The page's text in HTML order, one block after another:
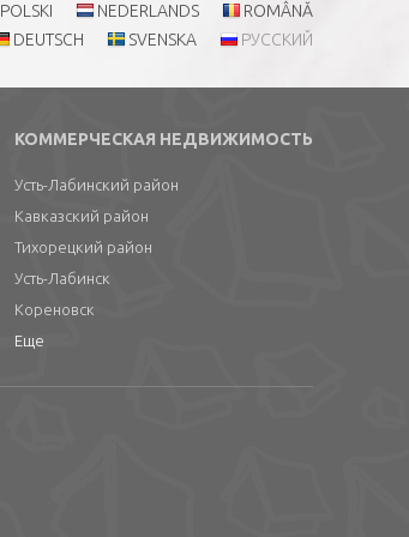
POLSKI NEDERLANDS
ROMÂNĂ
DEUTSCH SVENSKA РУССКИЙ
КОММЕРЧЕСКАЯ НЕДВИЖИМОСТЬ
Усть-Лабинский район
Кавказский район
Тихорецкий район
Усть-Лабинск
Кореновск
Еще